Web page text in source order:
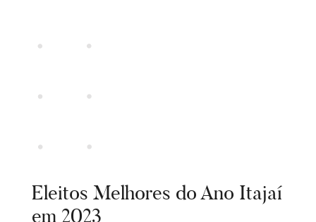
Eleitos Melhores do Ano Itajaí
em 2023